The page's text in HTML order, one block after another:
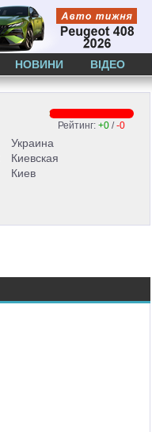
НОВИНИ ВІДЕО
Рейтинг: +0 /-0
Украина
Киевская
Киев